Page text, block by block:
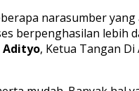
narasumber
berpenghasilan lebih
Adityo, Ketua Tangan